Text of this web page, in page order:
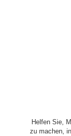
Helfen Sie,
zu machen,